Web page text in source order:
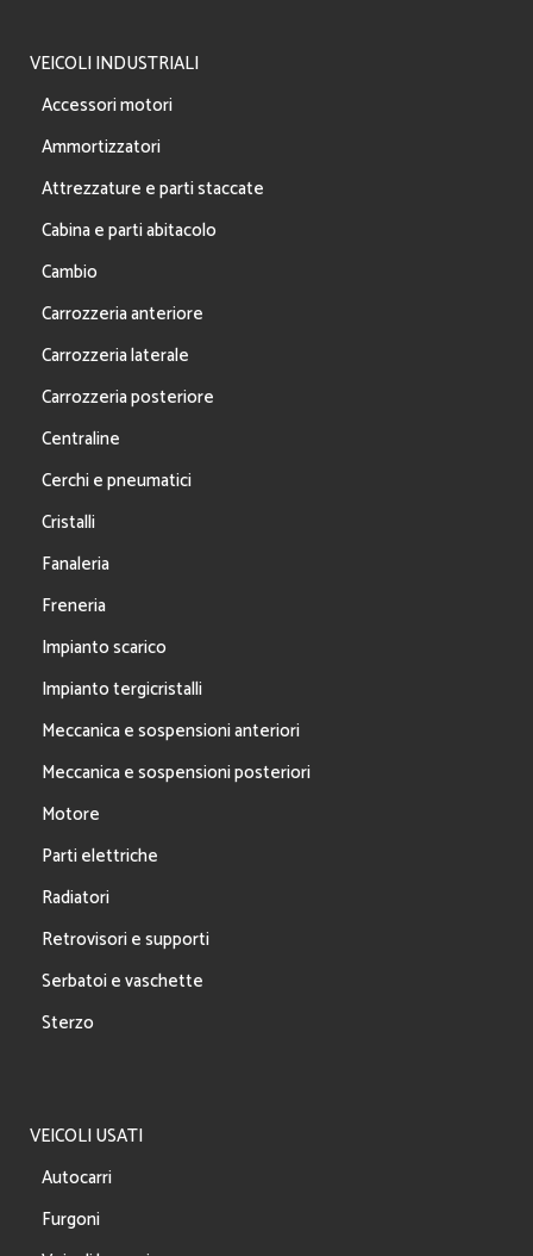
VEICOLI INDUSTRIALI
Accessori motori
Ammortizzatori
Attrezzature e parti staccate
Cabina e parti abitacolo
Cambio
Carrozzeria anteriore
Carrozzeria laterale
Carrozzeria posteriore
Centraline
Cerchi e pneumatici
Cristalli
Fanaleria
Freneria
Impianto scarico
Impianto tergicristalli
Meccanica e sospensioni anteriori
Meccanica e sospensioni posteriori
Motore
Parti elettriche
Radiatori
Retrovisori e supporti
Serbatoi e vaschette
Sterzo
VEICOLI USATI
Autocarri
Furgoni